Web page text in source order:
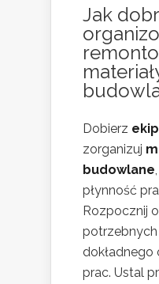
Jak
Dobierz
zorganizuj
budowlane
płynność
Rozpocznij
potrzebnych
dokładnego
prac. Ustal